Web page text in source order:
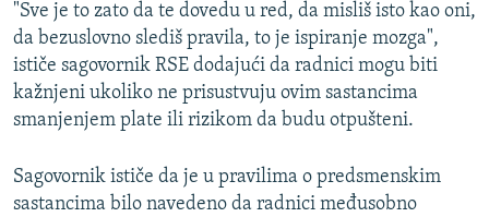
"Sve je to zato da te dovedu u red, da misliš isto kao oni,
da bezuslovno slediš pravila, to je ispiranje mozga",
ističe sagovornik RSE dodajući da radnici mogu biti
kažnjeni ukoliko ne prisustvuju ovim sastancima
smanjenjem plate ili rizikom da budu otpušteni.
Sagovornik ističe da je u pravilima o predsmenskim
sastancima bilo navedeno da radnici međusobno